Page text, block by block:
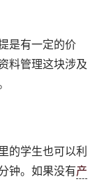
是有一定的价
料管理这块涉及
的学生也可以利
钟。如果没有产